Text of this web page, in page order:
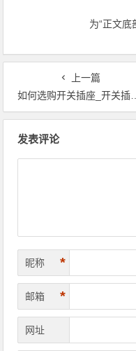
为“正文底
上一篇
如何选购开关插座_开关插座选购全攻略
发表评论
昵称 *
邮箱 *
网址